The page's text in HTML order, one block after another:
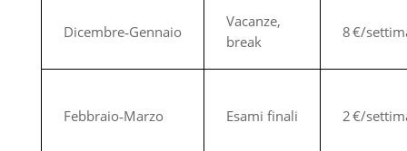
Dicembre‑Gennaio
Vacanze,
break
8 €/
Febbraio‑Marzo Esami finali 2 €/